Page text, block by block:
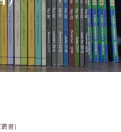
書)